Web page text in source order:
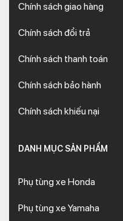
Chính sách giao hàng
Chính sách đổi trả
Chính sách thanh toán
Chính sách bảo hành
Chính sách khiếu nại
DANH MỤC SẢN PHẨM
Phụ tùng xe Honda
Phụ tùng xe Yamaha